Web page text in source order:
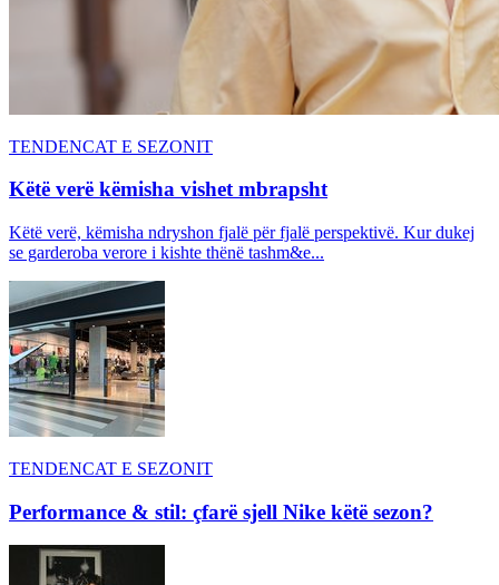
TENDENCAT E SEZONIT
Këtë verë këmisha vishet mbrapsht
Këtë verë, këmisha ndryshon fjalë për fjalë perspektivë. Kur dukej
se garderoba verore i kishte thënë tashm&e...
TENDENCAT E SEZONIT
Performance & stil: çfarë sjell Nike këtë sezon?